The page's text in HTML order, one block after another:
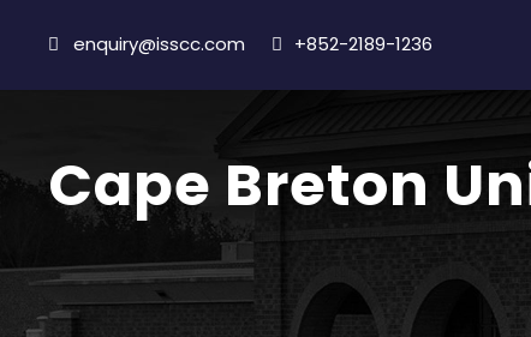
enquiry@isscc.com +852-2189-1236
Cape Breton